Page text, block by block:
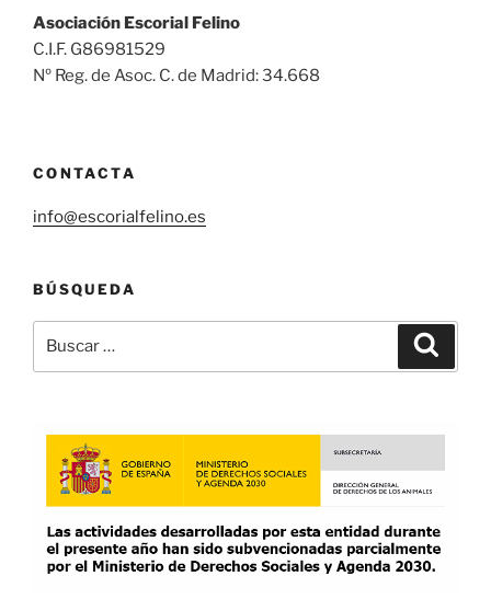
Asociación Escorial Felino
C.I.F. G86981529
Nº Reg. de Asoc. C. de Madrid: 34.668
CONTACTA
info@escorialfelino.es
BÚSQUEDA
por: